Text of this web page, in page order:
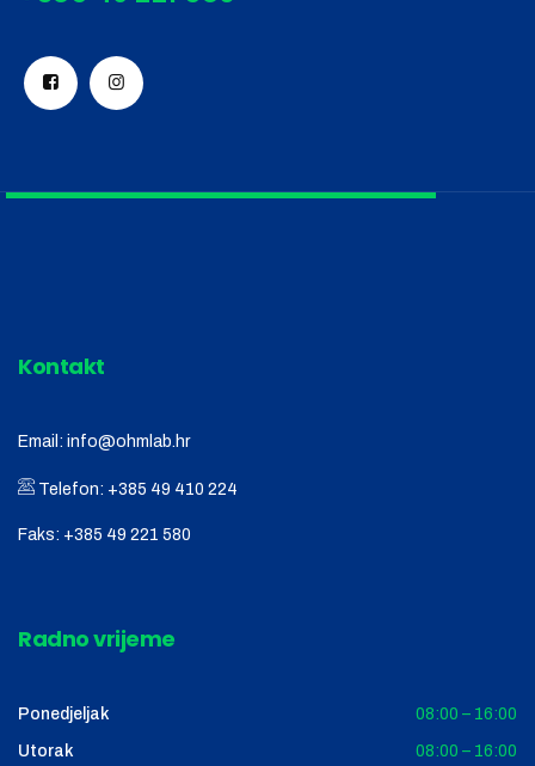
Kontakt
Email: info@ohmlab.hr
Telefon: +385 49 410 224
Faks: +385 49 221 580
Radno vrijeme
Ponedjeljak 08:00 – 16:00
Utorak 08:00 – 16:00